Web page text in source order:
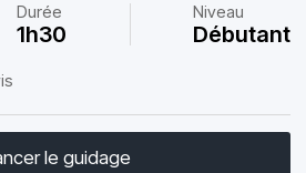
Durée
1h30
Niveau
Débutant
le guidage